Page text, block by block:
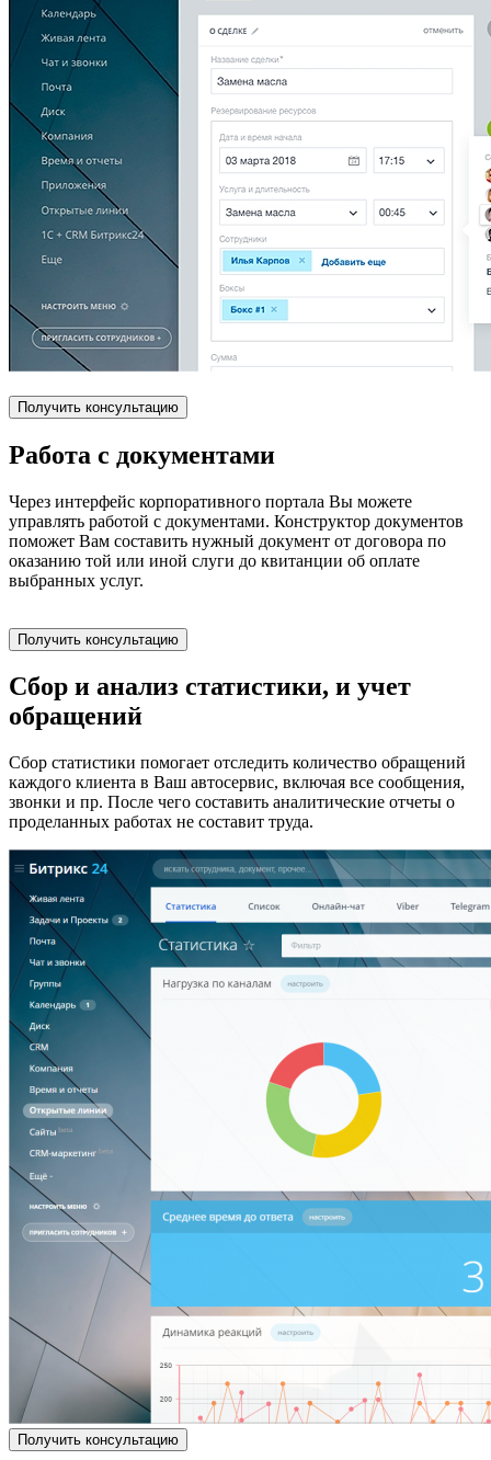
Получить консультацию
Работа с документами
Через интерфейс корпоративного портала Вы можете
управлять работой с документами. Конструктор документов
поможет Вам составить нужный документ от договора по
оказанию той или иной слуги до квитанции об оплате
выбранных услуг.
Получить консультацию
Сбор и анализ статистики, и учет
обращений
Сбор статистики помогает отследить количество обращений
каждого клиента в Ваш автосервис, включая все сообщения,
звонки и пр. После чего составить аналитические отчеты о
проделанных работах не составит труда.
Получить консультацию